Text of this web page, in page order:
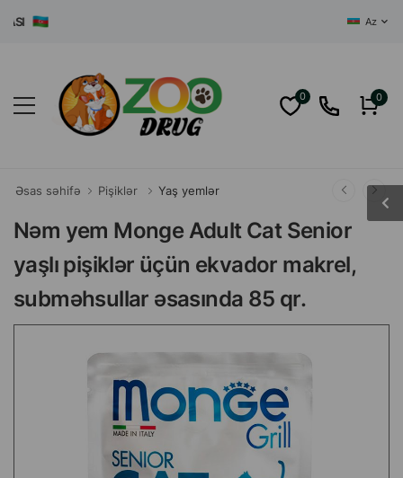
Az
0 0
Əsas səhifə Pişiklər Yaş yemlər
Nəm yem Monge Adult Cat Senior
yaşlı pişiklər üçün ekvador makrel,
subməhsullar əsasında 85 qr.